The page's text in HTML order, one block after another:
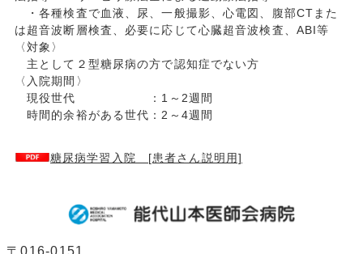
・各種検査で血液、尿、一般撮影、心電図、腹部CTまた
は超音波断層検査、必要に応じて心臓超音波検査、ABI等
〈対象〉
主として２型糖尿病の方で認知症でない方
〈入院期間〉
現役世代 ：1～2週間
時間的余裕がある世代：2～4週間
糖尿病学習入院 [患者さん説明用]
〒016-0151